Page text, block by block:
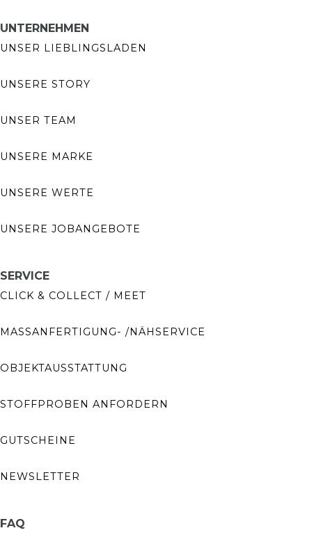
UNTERNEHMEN
UNSER LIEBLINGSLADEN
UNSERE STORY
UNSER TEAM
UNSERE MARKE
UNSERE WERTE
UNSERE JOBANGEBOTE
SERVICE
CLICK & COLLECT / MEET
MASSANFERTIGUNG- /NÄHSERVICE
OBJEKTAUSSTATTUNG
STOFFPROBEN ANFORDERN
GUTSCHEINE
NEWSLETTER
FAQ